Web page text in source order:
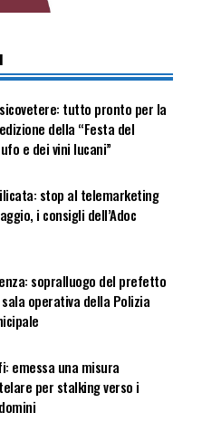
tutto pronto per la
della “Festa del
e dei vini lucani”
stop al telemarketing
i consigli dell’Adoc
sopralluogo del prefetto
operativa della Polizia
emessa una misura
per stalking verso i